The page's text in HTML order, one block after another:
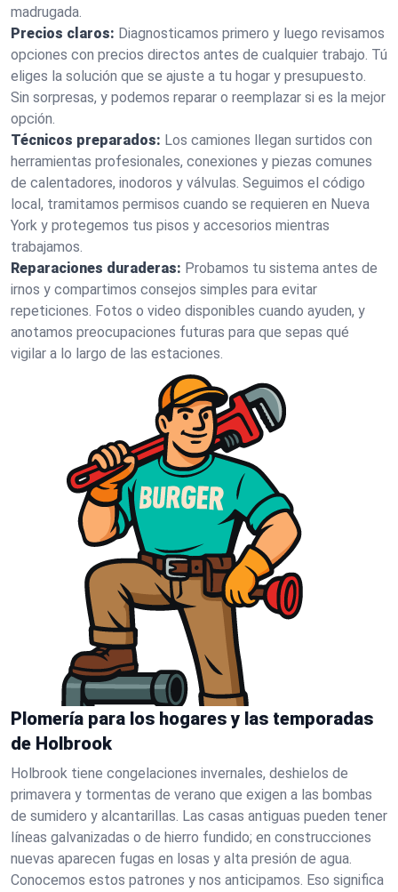
madrugada.
Precios claros: Diagnosticamos primero y luego revisamos
opciones con precios directos antes de cualquier trabajo. Tú
eliges la solución que se ajuste a tu hogar y presupuesto.
Sin sorpresas, y podemos reparar o reemplazar si es la mejor
opción.
Técnicos preparados: Los camiones llegan surtidos con
herramientas profesionales, conexiones y piezas comunes
de calentadores, inodoros y válvulas. Seguimos el código
local, tramitamos permisos cuando se requieren en Nueva
York y protegemos tus pisos y accesorios mientras
trabajamos.
Reparaciones duraderas: Probamos tu sistema antes de
irnos y compartimos consejos simples para evitar
repeticiones. Fotos o video disponibles cuando ayuden, y
anotamos preocupaciones futuras para que sepas qué
vigilar a lo largo de las estaciones.
Plomería para los hogares y las temporadas
de Holbrook
Holbrook tiene congelaciones invernales, deshielos de
primavera y tormentas de verano que exigen a las bombas
de sumidero y alcantarillas. Las casas antiguas pueden tener
líneas galvanizadas o de hierro fundido; en construcciones
nuevas aparecen fugas en losas y alta presión de agua.
Conocemos estos patrones y nos anticipamos. Eso significa